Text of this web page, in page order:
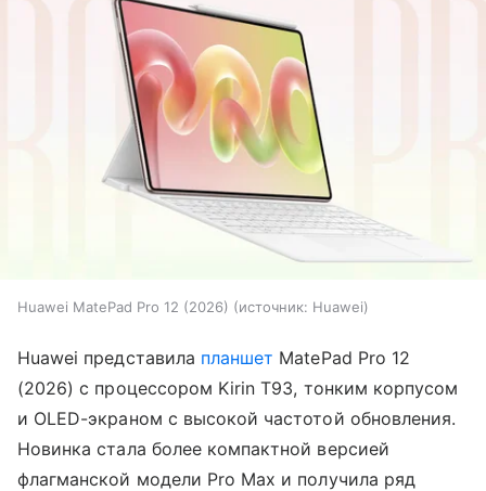
Huawei MatePad Pro 12 (2026) источник: Huawei
Huawei представила планшет MatePad Pro 12
(2026) с процессором Kirin T93, тонким корпусом
и OLED-экраном с высокой частотой обновления.
Новинка стала более компактной версией
флагманской модели Pro Max и получила ряд